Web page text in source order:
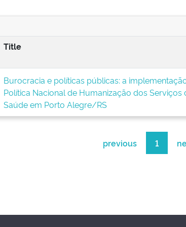
Title
Burocracia e políticas públicas: a
Política Nacional de Humanização dos Serviços
Saúde em Porto Alegre/RS
previous 1